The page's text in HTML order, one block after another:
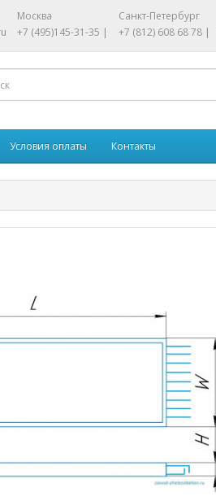
Москва
+7 (495)145-31-35 |
Санкт-Петербург
+7 (812) 608 68 78 |
Условия оплаты Контакты